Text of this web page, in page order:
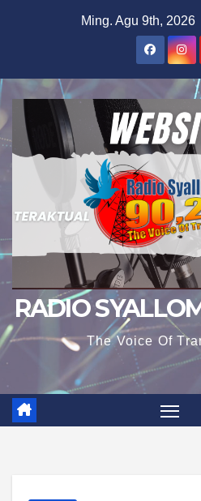
Ming. Agu 9th, 2026
RADIO
The Voice Of